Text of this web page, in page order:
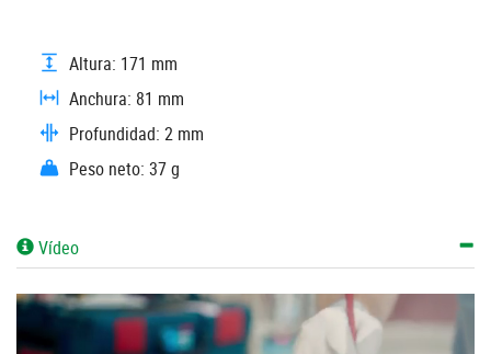
Altura: 171 mm
Anchura: 81 mm
Profundidad: 2 mm
Peso neto: 37 g
Vídeo